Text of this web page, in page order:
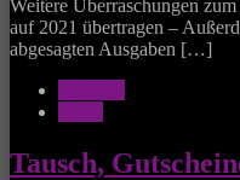
Weitere Überraschungen
auf 2021 übertragen –
abgesagten Ausgaben […]
Tausch,